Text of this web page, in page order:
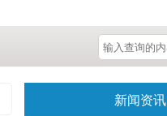
新闻资讯